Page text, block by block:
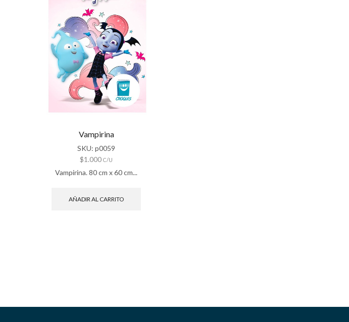
Vampirina
SKU: p0059
$1.000 C/U
Vampirina. 80 cm x 60 cm...
AÑADIR AL CARRITO